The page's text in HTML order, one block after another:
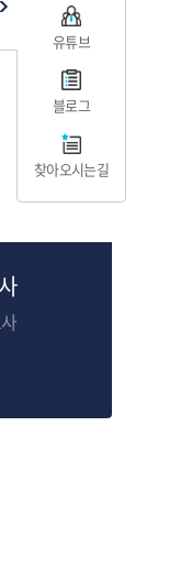
유튜브
블로그
찾아오시는길